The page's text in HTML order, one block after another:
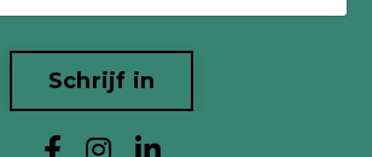
Schrijf in